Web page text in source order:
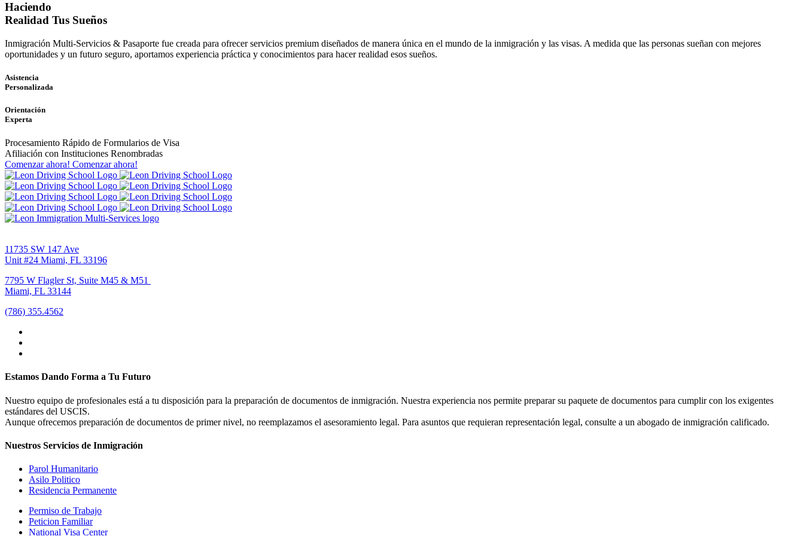
Haciendo
Realidad Tus Sueños
Inmigración Multi-Servicios & Pasaporte fue creada para ofrecer servicios premium diseñados de manera única en el mundo de la inmigración y las visas. A medida que las personas sueñan con mejores
oportunidades y un futuro seguro, aportamos experiencia práctica y conocimientos para hacer realidad esos sueños.
Asistencia
Personalizada
Orientación
Experta
Procesamiento Rápido de Formularios de Visa
Afiliación con Instituciones Renombradas
Comenzar ahora! Comenzar ahora!
11735 SW 147 Ave
Unit #24 Miami, FL 33196
7795 W Flagler St, Suite M45 & M51
Miami, FL 33144
(786) 355.4562
Estamos Dando Forma a Tu Futuro
Nuestro equipo de profesionales está a tu disposición para la preparación de documentos de inmigración. Nuestra experiencia nos permite preparar su paquete de documentos para cumplir con los exigentes
estándares del USCIS.
Aunque ofrecemos preparación de documentos de primer nivel, no reemplazamos el asesoramiento legal. Para asuntos que requieran representación legal, consulte a un abogado de inmigración calificado.
Nuestros Servicios de Inmigración
Parol Humanitario
Asilo Politico
Residencia Permanente
Permiso de Trabajo
Peticion Familiar
National Visa Center